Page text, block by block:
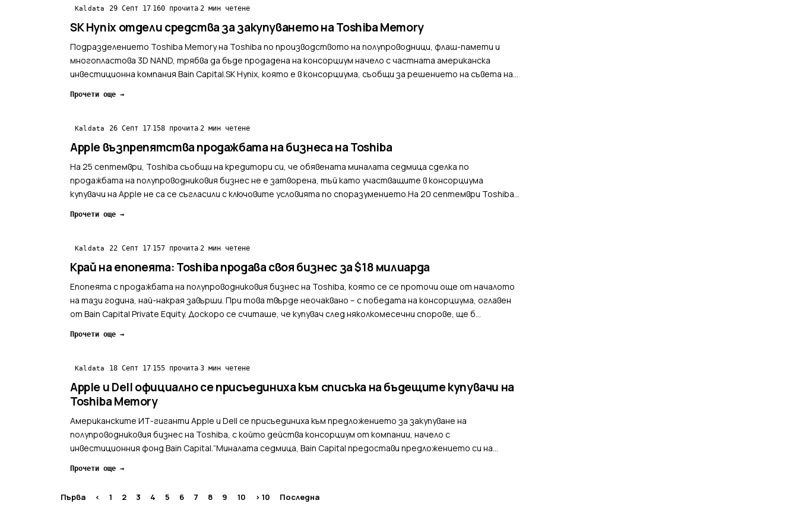
Kaldata 29 Септ 17·160 прочита·2 мин четене
SK Hynix отдели средства за закупуването на Toshiba Memory
Подразделението Toshiba Memory на Toshiba по производството на полупроводници, флаш-памети и
многопластова 3D NAND, трябва да бъде продадена на консорциум начело с частната американска
инвестиционна компания Bain Capital.SK Hynix, която е в консорциума, съобщи за решението на съвета на
Прочети още →
Kaldata 26 Септ 17·158 прочита·2 мин четене
Apple възпрепятства продажбата на бизнеса на Toshiba
На 25 септември, Toshiba съобщи на кредитори си, че обявената миналата седмица сделка по
продажбата на полупроводниковия бизнес не е затворена, тъй като участващите в консорциума
купувачи на Apple не са се съгласили с ключовите условията по споразумението.На 20 септември Toshiba
Прочети още →
Kaldata 22 Септ 17·157 прочита·2 мин четене
Край на епопеята: Toshiba продава своя бизнес за $18 милиарда
Епопеята с продажбата на полупроводниковия бизнес на Toshiba, която се се проточи още от началото
на тази година, най-накрая завърши. При това твърде неочаквано – с победата на консорциума, оглавен
от Bain Capital Private Equity. Доскоро се считаше, че купувач след няколкомесечни спорове, ще б...
Прочети още →
Kaldata 18 Септ 17·155 прочита·3 мин четене
Apple и Dell официално се присъединиха към списъка на бъдещите купувачи на
Toshiba Memory
Американските ИТ-гиганти Apple и Dell се присъединиха към предложението за закупуване на
полупроводниковия бизнес на Toshiba, с който действа консорциум от компании, начело с
инвестиционния фонд Bain Capital.“Миналата седмица, Bain Capital предостави предложението си на
Прочети още →
Първа < 1 2 3 4 5 6 7 8 9 10 > 10 Последна